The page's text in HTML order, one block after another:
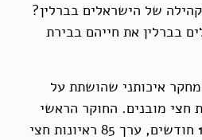
של הישראלים בברלין?
בברלין את חייהם בבירת
איכותני שהושתת על
חצי מובנים. החוקר הראשי
התגורר בברלין במשך 16 חודשים, ערך 85 ראיונות חצי